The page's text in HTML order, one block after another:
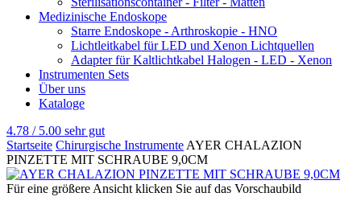
Medizinische Endoskope
Starre Endoskope - Arthroskopie - HNO
Lichtleitkabel für LED und Xenon Lichtquellen
Adapter für Kaltlichtkabel Halogen - LED - Xenon
Instrumenten Sets
Über uns
Kataloge
4.78 / 5.00 sehr gut
Startseite Chirurgische Instrumente AYER CHALAZION
PINZETTE MIT SCHRAUBE 9,0CM
Für eine größere Ansicht klicken Sie auf das Vorschaubild